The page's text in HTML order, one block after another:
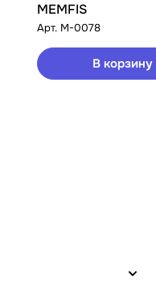
MEMFIS
Арт. M-0078
В корзину